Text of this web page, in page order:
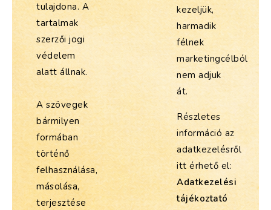
tulajdona. A
tartalmak
szerzői jogi
védelem
alatt állnak.
A szövegek
bármilyen
formában
történő
felhasználása,
másolása,
terjesztése
kezeljük,
harmadik
félnek
marketingcélból
nem adjuk
át.
Részletes
információ az
adatkezelésről
itt érhető el:
Adatkezelési
tájékoztató